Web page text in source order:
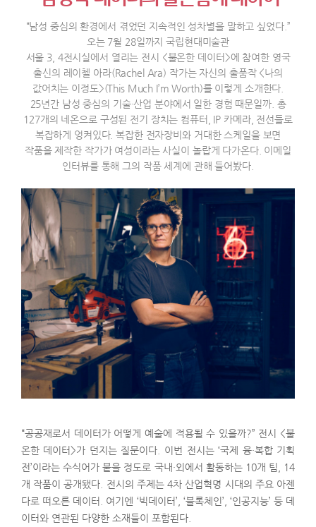
“남성 중심의 환경에서 겪었던 지속적인 성차별을 말하고 싶었다.”
오는 7월 28일까지 국립현대미술관
서울 3, 4전시실에서 열리는 전시 <불온한 데이터>에 참여한 영국
출신의 레이첼 아라(Rachel Ara) 작가는 자신의 출품작 <나의
값어치는 이정도>(This Much I’m Worth)를 이렇게 소개한다.
25년간 남성 중심의 기술·산업 분야에서 일한 경험 때문일까. 총
127개의 네온으로 구성된 전기 장치는 컴퓨터, IP 카메라, 전선들로
복잡하게 엉켜있다. 복잡한 전자장비와 거대한 스케일을 보면
작품을 제작한 작가가 여성이라는 사실이 놀랍게 다가온다. 이메일
인터뷰를 통해 그의 작품 세계에 관해 들어봤다.
“공공재로서 데이터가 어떻게 예술에 적용될 수 있을까?” 전시 <불
온한 데이터>가 던지는 질문이다. 이번 전시는 ‘국제 융·복합 기획
전’이라는 수식어가 붙을 정도로 국내·외에서 활동하는 10개 팀, 14
개 작품이 공개됐다. 전시의 주제는 4차 산업혁명 시대의 주요 아젠
다로 떠오른 데이터. 여기엔 ‘빅데이터’, ‘블록체인’, ‘인공지능’ 등 데
이터와 연관된 다양한 소재들이 포함된다.